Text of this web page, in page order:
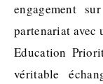
engagement
partenariat avec
Education
véritable